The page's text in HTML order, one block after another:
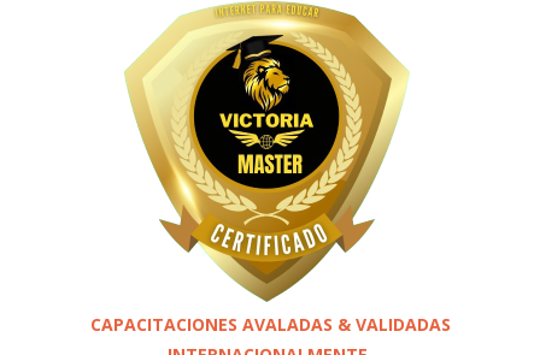
CAPACITACIONES AVALADAS & VALIDADAS